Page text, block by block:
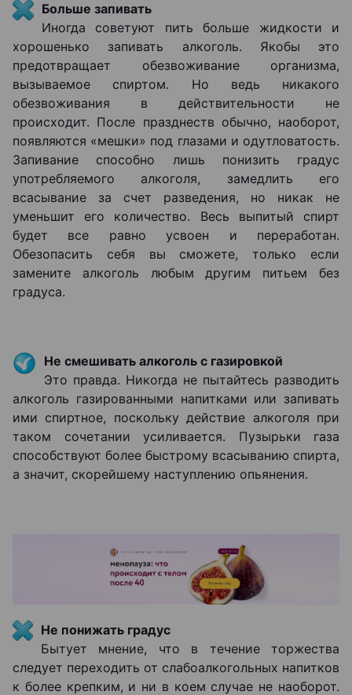
Больше запивать
Иногда советуют пить больше жидкости и
хорошенько запивать алкоголь. Якобы это
предотвращает обезвоживание организма,
вызываемое спиртом. Но ведь никакого
обезвоживания в действительности не
происходит. После празднеств обычно, наоборот,
появляются «мешки» под глазами и одутловатость.
Запивание способно лишь понизить градус
употребляемого алкоголя, замедлить его
всасывание за счет разведения, но никак не
уменьшит его количество. Весь выпитый спирт
будет все равно усвоен и переработан.
Обезопасить себя вы сможете, только если
замените алкоголь любым другим питьем без
градуса.
Не смешивать алкоголь с газировкой
Это правда. Никогда не пытайтесь разводить
алкоголь газированными напитками или запивать
ими спиртное, поскольку действие алкоголя при
таком сочетании усиливается. Пузырьки газа
способствуют более быстрому всасыванию спирта,
а значит, скорейшему наступлению опьянения.
Не понижать градус
Бытует мнение, что в течение торжества
следует переходить от слабоалкогольных напитков
к более крепким, и ни в коем случае не наоборот.